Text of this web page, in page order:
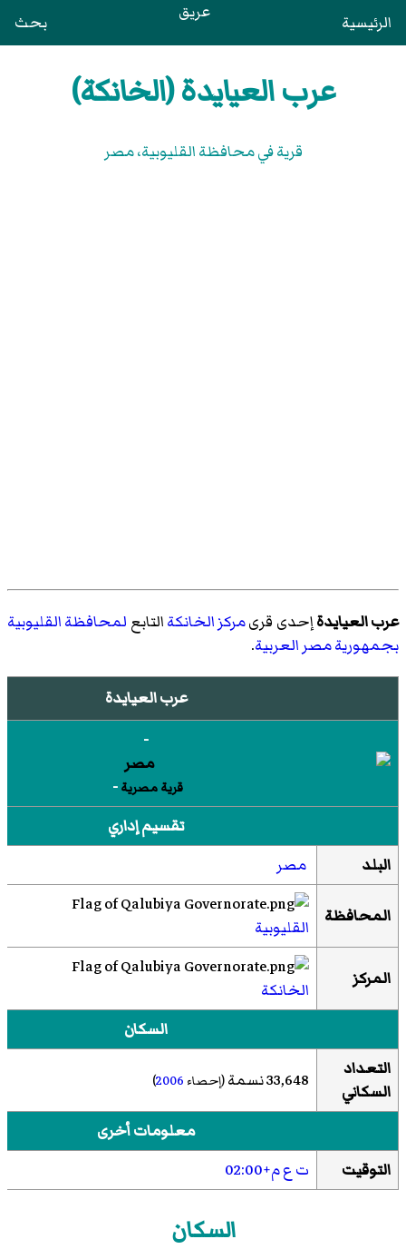
الرئيسية عريق بحث
عرب العيايدة (الخانكة)
قرية في محافظة القليوبية‏، مصر
عرب العيايدةإحدى قرىمركز الخانكةالتابع لمحافظة القليوبية
بجمهورية مصر العربية.
عرب العيايدة
-
قرية مصرية-
تقسيم إداري
البلد
مصر
المحافظة القليوبية
المركز
الخانكة
السكان
التعداد
السكاني
33,648 نسمة (إحصاء 2006
)
معلومات أخرى
التوقيت
ت ع م+02:00
السكان